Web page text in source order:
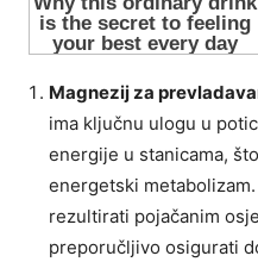
Magnezij za
ima ključnu ulogu u
energije u stanicama,
energetski
rezultirati pojačanim
preporučljivo osigurati